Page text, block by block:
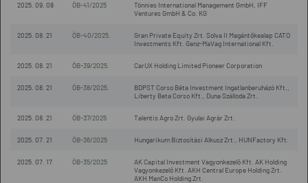
2025. 09. 08 ÖB-41/2025
Tönnies International Management GmbH, IFF
Ventures GmbH & Co. KG
2025. 08. 21 ÖB-40/2025.
Gran Private Equity Zrt. Solva II Magántőkealap CATO
Investments Kft. Ganz-MaVag International Kft.
2025. 08. 21 ÖB-39/2025. CarUX Holding Limited Pioneer Corporation
2025. 08. 21 ÖB-38/2025.
BDPST Corso Béta Investment Ingatlanberuházó Kft.,
Liberty Beta Corso Kft., Duna Szálloda Zrt.
2025. 08. 21 ÖB-37/2025 Talentis Agro Zrt. Gyulai Agrár Zrt.
2025. 07. 21 ÖB-36/2025 Hungarikum Biztosítási Alkusz Zrt., HUNFactory Kft.
2025. 07. 17 ÖB-35/2025
AK Capital Investment Vagyonkezelő Kft. AK Holding
Vagyonkezelő Kft. AKH Central Europe Holding Zrt.
AKH ManCo Holding Zrt.